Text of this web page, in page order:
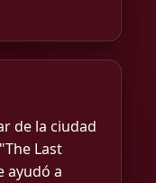
de la ciudad
Last
ayudó a